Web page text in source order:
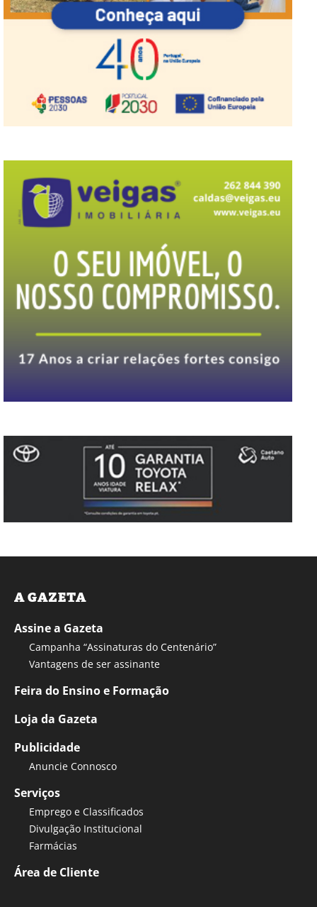
A GAZETA
Assine a Gazeta
Campanha “Assinaturas do Centenário”
Vantagens de ser assinante
Feira do Ensino e Formação
Loja da Gazeta
Publicidade
Anuncie Connosco
Serviços
Emprego e Classificados
Divulgação Institucional
Farmácias
Área de Cliente